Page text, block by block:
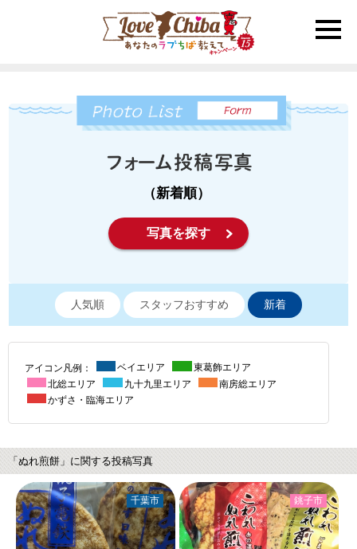
toggle
（新着順）
写真を探す
人気順 スタッフおすすめ 新着
アイコン凡例： ベイエリア
東葛飾エリア
北総エリア
九十九里エリア
南房総エリア
かずさ・臨海エリア
「ぬれ煎餅」に関する投稿写真
千葉市 銚子市